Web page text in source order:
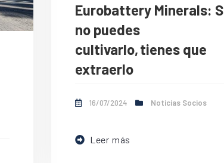
Eurobattery Minerals:
no puedes
cultivarlo, tienes que
extraerlo
16/07/2024 Noticias Socios
Leer más